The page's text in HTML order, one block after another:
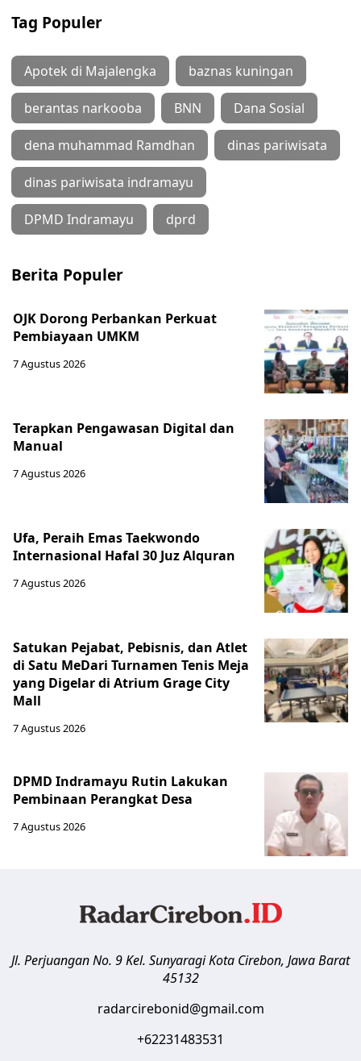
Tag Populer
Apotek di Majalengka baznas kuningan
berantas narkooba BNN Dana Sosial
dena muhammad Ramdhan dinas pariwisata
dinas pariwisata indramayu
DPMD Indramayu dprd
Berita Populer
OJK Dorong Perbankan Perkuat
Pembiayaan UMKM
7 Agustus 2026
Terapkan Pengawasan Digital dan
Manual
7 Agustus 2026
Ufa, Peraih Emas Taekwondo
Internasional Hafal 30 Juz Alquran
7 Agustus 2026
Satukan Pejabat, Pebisnis, dan Atlet
di Satu MeDari Turnamen Tenis Meja
yang Digelar di Atrium Grage City
Mall
7 Agustus 2026
DPMD Indramayu Rutin Lakukan
Pembinaan Perangkat Desa
7 Agustus 2026
Jl. Perjuangan No. 9 Kel. SunyaragiKota Cirebon, Jawa Barat
45132
radarcirebonid@gmail.com
+62231483531